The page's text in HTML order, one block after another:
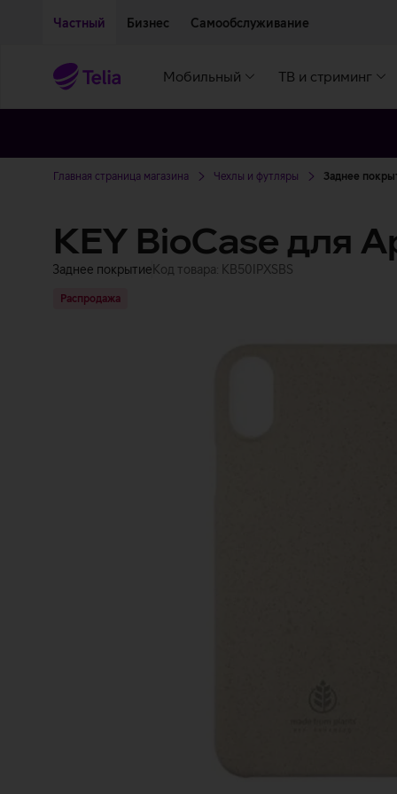
Частный Бизнес Самообслуживание
Мобильный ТВ и стриминг
Главная страница магазина Чехлы и футляры Заднее
KEY BioCase для
Заднее покрытие Код товара: KB50IPXSBS
Распродажа